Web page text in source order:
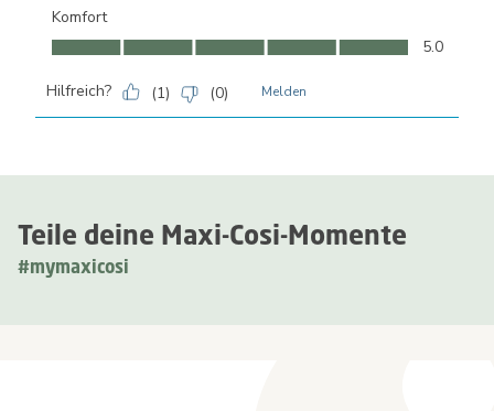
Teile deine Maxi-Cosi-Momente
#mymaxicosi
Komfort
Komfort, 5.0 von 5
5.0
Hilfreich? (1) (0) Melden